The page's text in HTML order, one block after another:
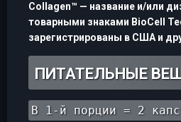
Collagen™ — название и/или
товарными знаками BioCell
зарегистрированы в США и
ПИТАТЕЛЬНЫЕ
В 1-й порции = 2